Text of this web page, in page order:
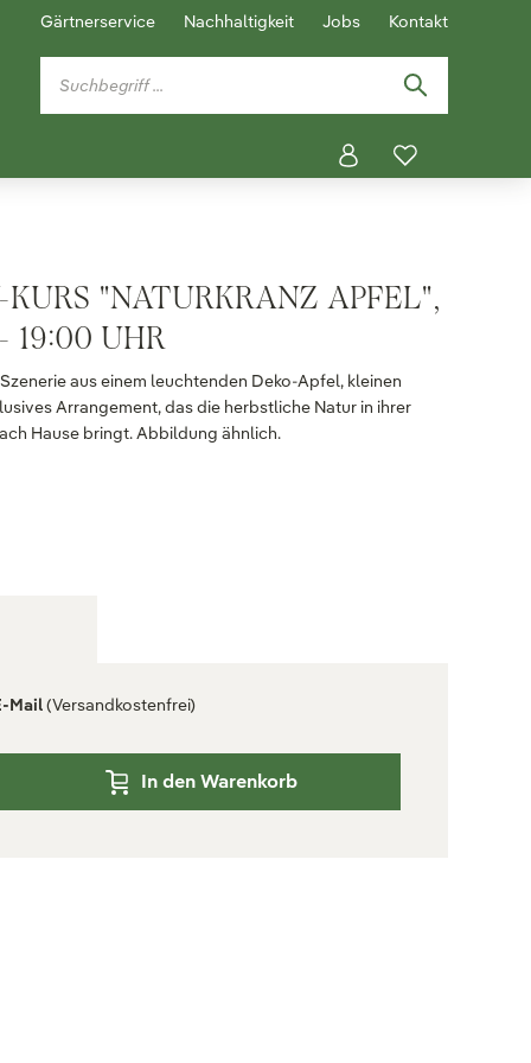
Gärtnerservice Nachhaltigkeit Jobs Kontakt
"NATURKRANZ APFEL",
19:00 UHR
aus einem leuchtenden Deko-Apfel, kleinen
Arrangement, das die herbstliche Natur in ihrer
Hause bringt. Abbildung ähnlich.
Mail(Versandkostenfrei)
In den Warenkorb